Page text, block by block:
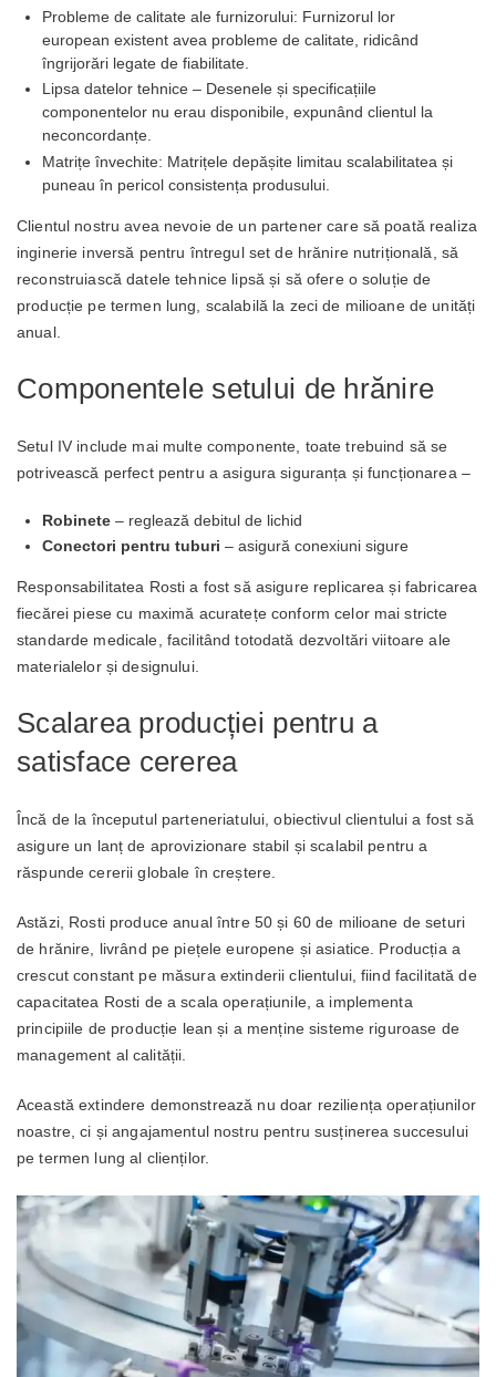
Probleme de calitate ale furnizorului: Furnizorul lor
european existent avea probleme de calitate, ridicând
îngrijorări legate de fiabilitate.
Lipsa datelor tehnice – Desenele și specificațiile
componentelor nu erau disponibile, expunând clientul la
neconcordanțe.
Matrițe învechite: Matrițele depășite limitau scalabilitatea și
puneau în pericol consistența produsului.
Clientul nostru avea nevoie de un partener care să poată realiza
inginerie inversă pentru întregul set de hrănire nutrițională, să
reconstruiască datele tehnice lipsă și să ofere o soluție de
producție pe termen lung, scalabilă la zeci de milioane de unități
anual.
Componentele setului de hrănire
Setul IV include mai multe componente, toate trebuind să se
potrivească perfect pentru a asigura siguranța și funcționarea –
Robinete– reglează debitul de lichid
Conectori pentru tuburi – asigură conexiuni sigure
Responsabilitatea Rosti a fost să asigure replicarea și fabricarea
fiecărei piese cu maximă acuratețe conform celor mai stricte
standarde medicale, facilitând totodată dezvoltări viitoare ale
materialelor și designului.
Scalarea producției pentru a
satisface cererea
Încă de la începutul parteneriatului, obiectivul clientului a fost să
asigure un lanț de aprovizionare stabil și scalabil pentru a
răspunde cererii globale în creștere.
Astăzi, Rosti produce anual între 50 și 60 de milioane de seturi
de hrănire, livrând pe piețele europene și asiatice. Producția a
crescut constant pe măsura extinderii clientului, fiind facilitată de
capacitatea Rosti de a scala operațiunile, a implementa
principiile de producție lean și a menține sisteme riguroase de
management al calității.
Această extindere demonstrează nu doar reziliența operațiunilor
noastre, ci și angajamentul nostru pentru susținerea succesului
pe termen lung al clienților.